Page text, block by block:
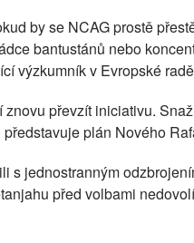
by se NCAG prostě
bantustánů nebo
výzkumník v Evropské
znovu převzít iniciativu.
plán Nového
s jednostranným
před volbami